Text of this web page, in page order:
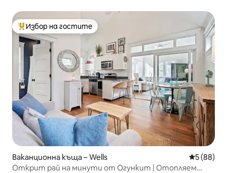
Най-популярен избор на гостите
Избор на гостите
Ваканционна къща – Wells Средна
5 (88)
Открит рай на минути от Огункит | Отопляем